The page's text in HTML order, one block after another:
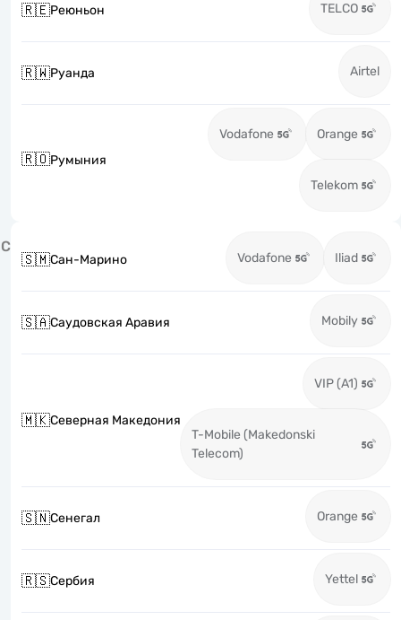
🇷🇪Реюньон TELCO
🇷🇼Руанда Airtel
🇷🇴Румыния
Vodafone Orange
Telekom
С
🇸🇲Сан-Марино Vodafone Iliad
🇸🇦Саудовская Аравия Mobily
🇲🇰Северная Македония
VIP (A1)
T-Mobile (Makedonski
Telecom)
🇸🇳Сенегал Orange
🇷🇸Сербия Yettel